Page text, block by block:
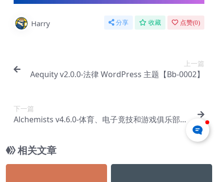
Harry 分享 收藏 点赞(0)
上一篇
Aequity v2.0.0-法律 WordPress 主题【Bb-0002】
下一篇
Alchemists v4.6.0-体育、电子竟技和游戏俱乐部及
相关文章